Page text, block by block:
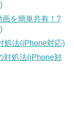
を簡単共有！?
処法(iPhone対応)
対処法(iPhone対